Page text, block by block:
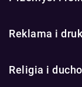
Reklama i druk
Religia i